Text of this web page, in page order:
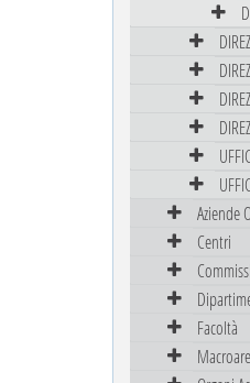
Aziende
Centri
Facoltà